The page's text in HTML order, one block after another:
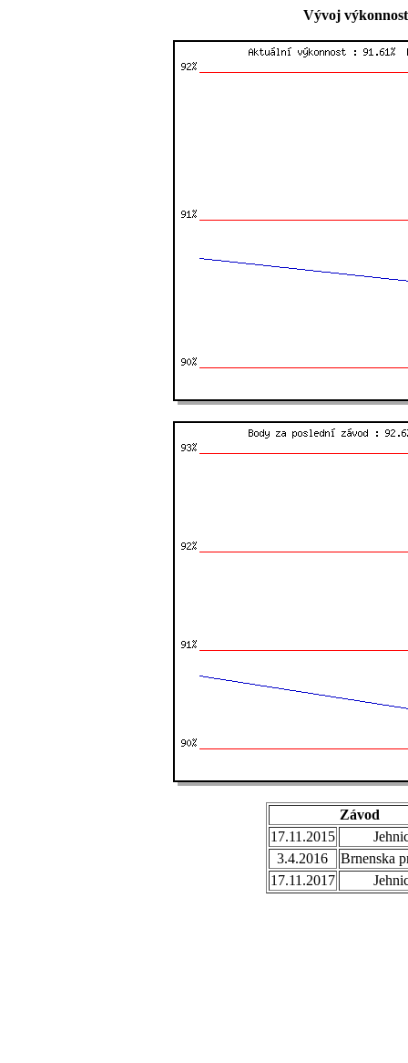
Vývoj
Závod
17.11.2015
3.4.2016
Brnenska
17.11.2017